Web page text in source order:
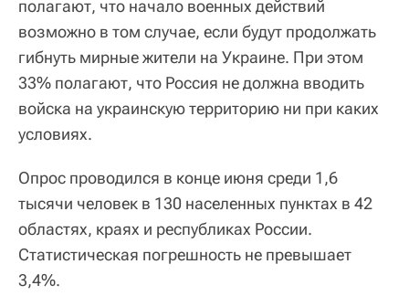
полагают, что начало военных действий
возможно в том случае, если будут продолжать
гибнуть мирные жители на Украине. При этом
33% полагают, что Россия не должна вводить
войска на украинскую территорию ни при каких
условиях.
Опрос проводился в конце июня среди 1,6
тысячи человек в 130 населенных пунктах в 42
областях, краях и республиках России.
Статистическая погрешность не превышает
3,4%.